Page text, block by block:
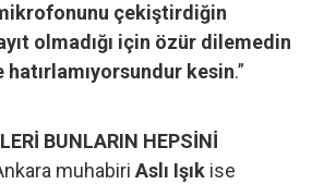
çekiştirdiğin
olmadığı için özür dilemedin
kesin.”
BUNLARIN HEPSİNİ
muhabiriAslı Işık ise